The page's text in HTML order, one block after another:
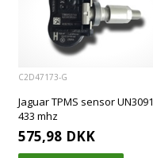
C2D47173-G
Jaguar TPMS sensor UN3091
433 mhz
575,98 DKK